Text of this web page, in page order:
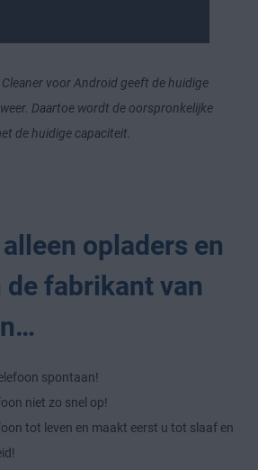
voor Android geeft de huidige
Daartoe wordt de oorspronkelijke
de huidige capaciteit.
opladers en
de fabrikant van
spontaan!
niet zo snel op!
tot leven en maakt eerst u tot slaaf en